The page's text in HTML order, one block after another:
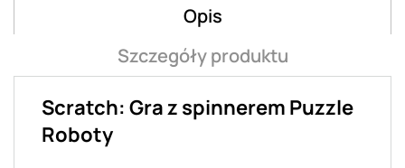
Opis
Szczegóły produktu
Scratch: Gra z spinnerem Puzzle
Roboty